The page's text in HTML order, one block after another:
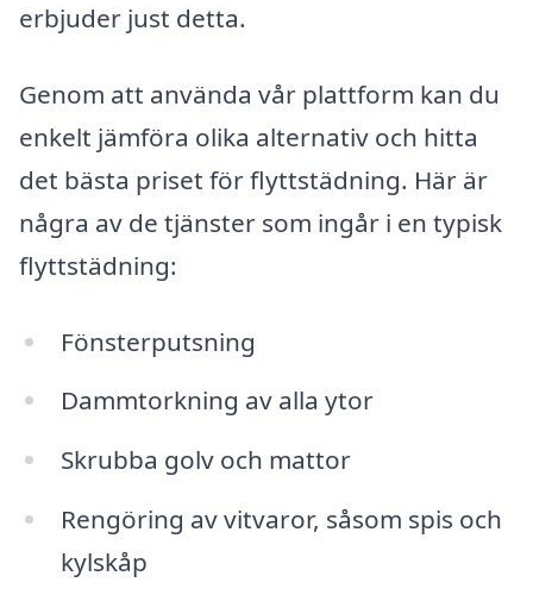
erbjuder just detta.
Genom att använda vår plattform kan du
enkelt jämföra olika alternativ och hitta
det bästa priset för flyttstädning. Här är
några av de tjänster som ingår i en typisk
flyttstädning:
Fönsterputsning
Dammtorkning av alla ytor
Skrubba golv och mattor
Rengöring av vitvaror, såsom spis och
kylskåp